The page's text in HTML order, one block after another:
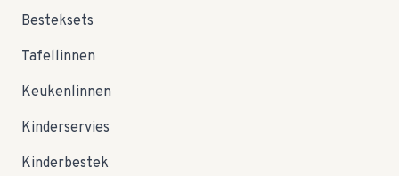
Besteksets
Tafellinnen
Keukenlinnen
Kinderservies
Kinderbestek